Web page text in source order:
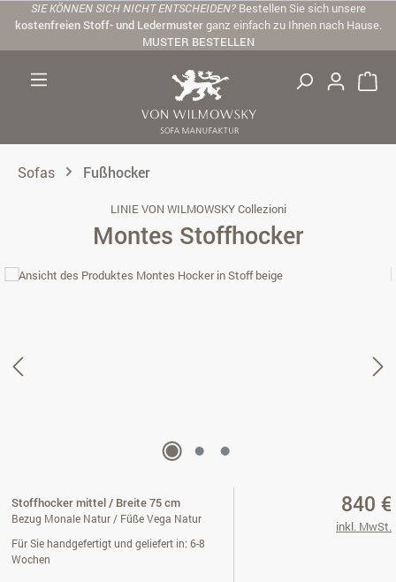
Zum Hauptinhalt springen
SIE KÖNNEN SICH NICHT ENTSCHEIDEN? Bestellen Sie sich unsere
kostenfreien Stoff- und Ledermusterganz einfach zu Ihnen nach Hause.
MUSTER BESTELLEN
Sofas Fußhocker
LINIE VON WILMOWSKY Collezioni
Montes Stoffhocker
Bildergalerie überspringen
Stoffhocker mittel / Breite 75 cm
Bezug Monale Natur / Füße Vega Natur
Für Sie handgefertigt und geliefert in: 6-8
Wochen
840 €
inkl. MwSt.